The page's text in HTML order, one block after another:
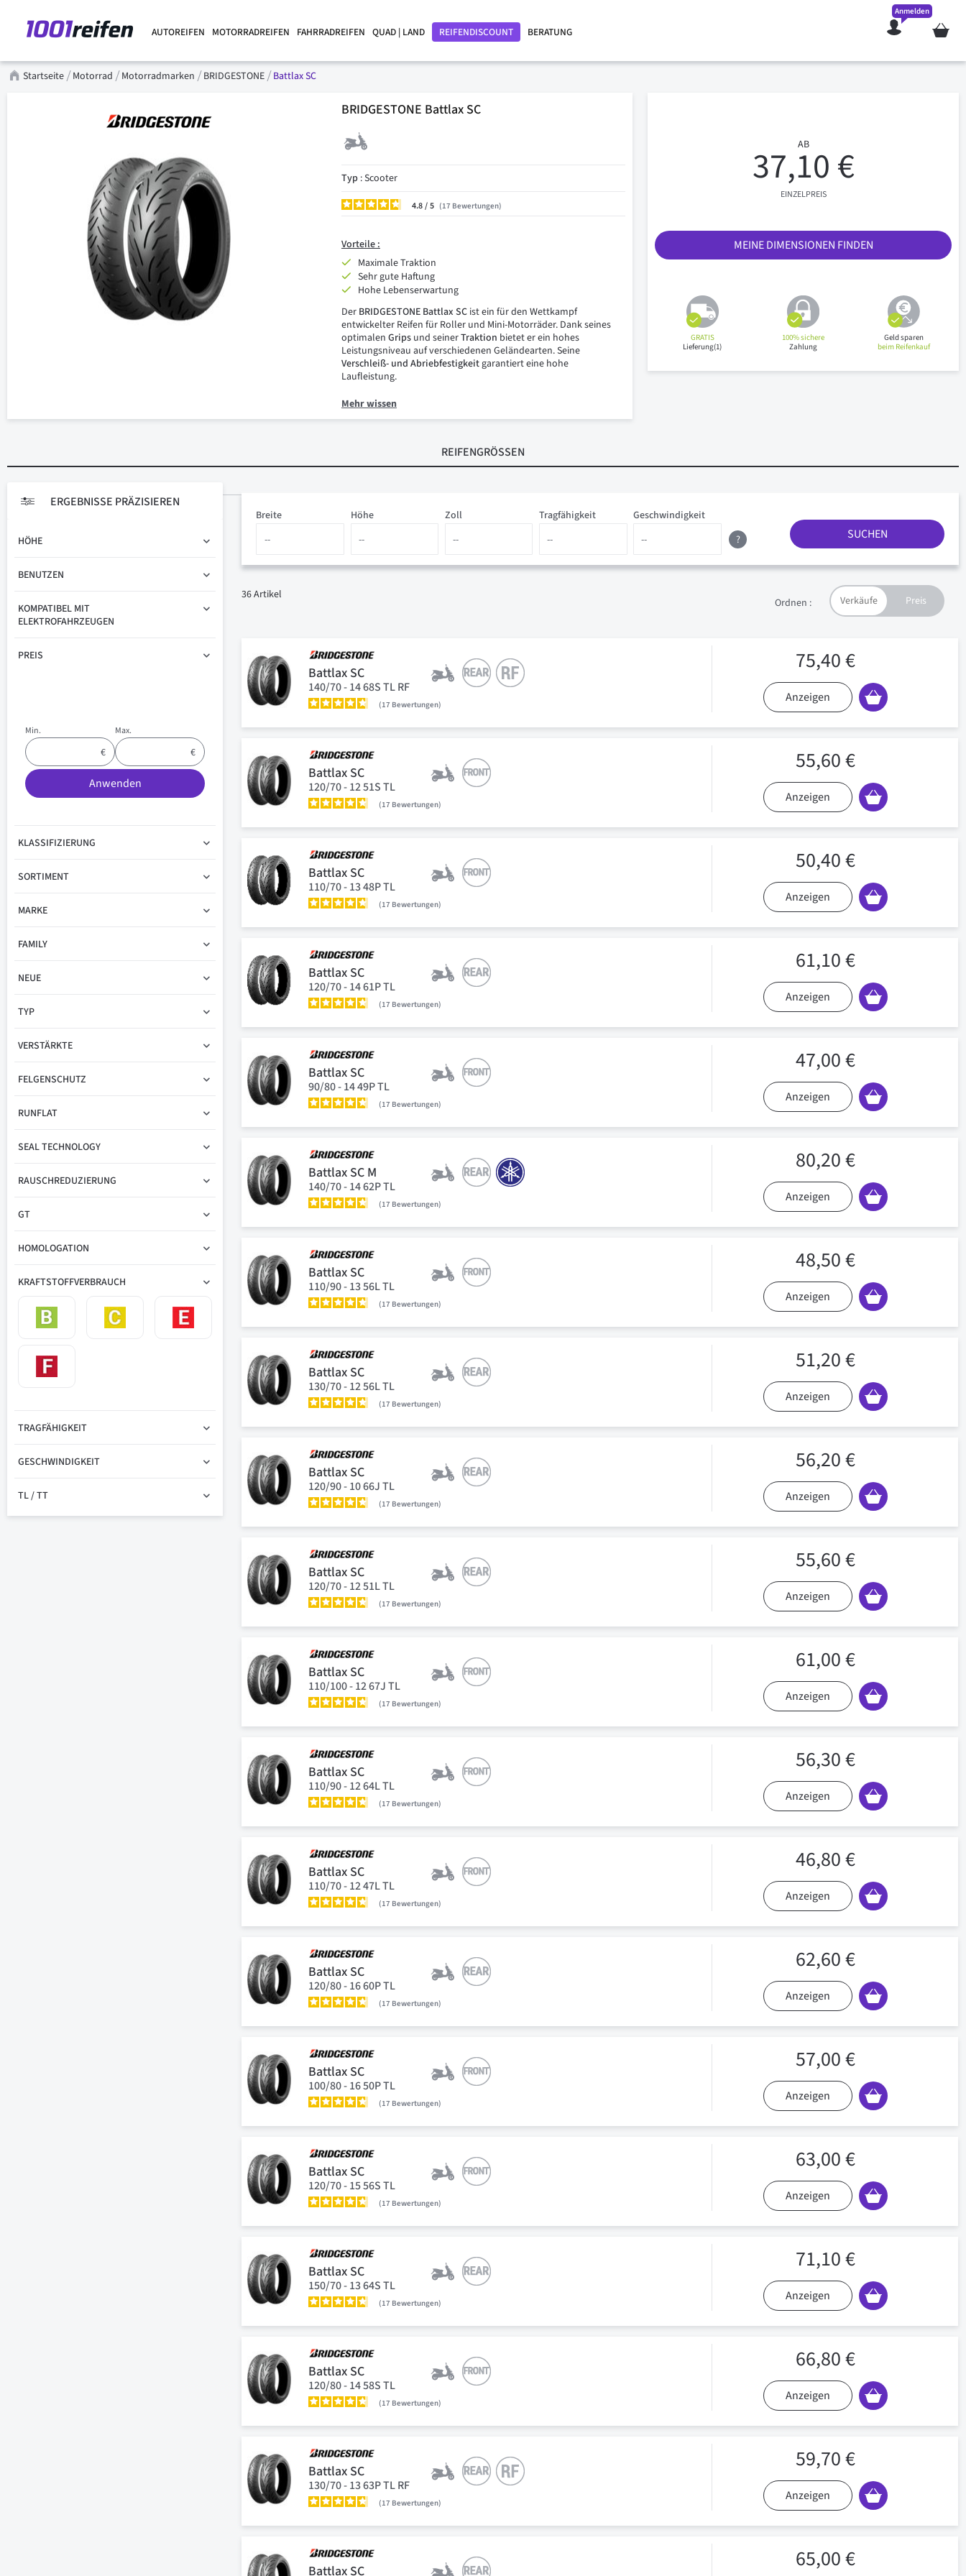
AUTOREIFEN MOTORRADREIFEN FAHRRADREIFEN QUAD | LAND REIFENDISCOUNT BERATUNG Mein
Anmelden
Startseite Motorrad Motorradmarken BRIDGESTONE Battlax SC
BRIDGESTONE Battlax SC
Typ: Scooter
4.8/ 17 Bewertungen
Vorteile :
Maximale Traktion
Sehr gute Haftung
Hohe Lebenserwartung
Der BRIDGESTONE Battlax SCist ein für den Wettkampf
entwickelter Reifen für Roller und Mini-Motorräder. Dank seines
optimalen Gripsund seinerTraktion bietet er ein hohes
Leistungsniveau auf verschiedenen Geländearten. Seine
Verschleiß- und Abriebfestigkeitgarantiert eine hohe
Laufleistung.
Mehr wissen
AB
37,10 €
EINZELPREIS
MEINE DIMENSIONEN FINDEN
GRATIS
Lieferung(1)
100% sichere
Zahlung
Geld sparen
beim Reifenkauf
REIFENGRÖSSEN
Zoll
Höhe Tragfähigkeit Geschwindigkeit
Breite
?
SUCHEN
36Artikel
Ordnen :
Battlax SC
140/70 - 14 68S TL RF
17 Bewertungen
75,40 €
Anzeigen
Battlax SC
120/70 - 12 51S TL
17 Bewertungen
55,60 €
Anzeigen
Battlax SC
110/70 - 13 48P TL
17 Bewertungen
50,40 €
Anzeigen
Battlax SC
120/70 - 14 61P TL
17 Bewertungen
61,10 €
Anzeigen
Battlax SC
90/80 - 14 49P TL
17 Bewertungen
47,00 €
Anzeigen
Battlax SC M
140/70 - 14 62P TL
17 Bewertungen
80,20 €
Anzeigen
Battlax SC
110/90 - 13 56L TL
17 Bewertungen
48,50 €
Anzeigen
Battlax SC
130/70 - 12 56L TL
17 Bewertungen
51,20 €
Anzeigen
Battlax SC
120/90 - 10 66J TL
17 Bewertungen
56,20 €
Anzeigen
Battlax SC
120/70 - 12 51L TL
17 Bewertungen
55,60 €
Anzeigen
Battlax SC
110/100 - 12 67J TL
17 Bewertungen
61,00 €
Anzeigen
Battlax SC
110/90 - 12 64L TL
17 Bewertungen
56,30 €
Anzeigen
Battlax SC
110/70 - 12 47L TL
17 Bewertungen
46,80 €
Anzeigen
Battlax SC
120/80 - 16 60P TL
17 Bewertungen
62,60 €
Anzeigen
Battlax SC
100/80 - 16 50P TL
17 Bewertungen
57,00 €
Anzeigen
Battlax SC
120/70 - 15 56S TL
17 Bewertungen
63,00 €
Anzeigen
Battlax SC
150/70 - 13 64S TL
17 Bewertungen
71,10 €
Anzeigen
Battlax SC
120/80 - 14 58S TL
17 Bewertungen
66,80 €
Anzeigen
Battlax SC
130/70 - 13 63P TL RF
17 Bewertungen
59,70 €
Anzeigen
Battlax SC 65,00 €
ERGEBNISSE PRÄZISIEREN
HÖHE
BENUTZEN
KOMPATIBEL MIT
ELEKTROFAHRZEUGEN
PREIS
Min. Max.
Anwenden
KLASSIFIZIERUNG
SORTIMENT
MARKE
FAMILY
NEUE
TYP
VERSTÄRKTE
FELGENSCHUTZ
RUNFLAT
SEAL TECHNOLOGY
RAUSCHREDUZIERUNG
GT
HOMOLOGATION
KRAFTSTOFFVERBRAUCH
TRAGFÄHIGKEIT
GESCHWINDIGKEIT
TL / TT